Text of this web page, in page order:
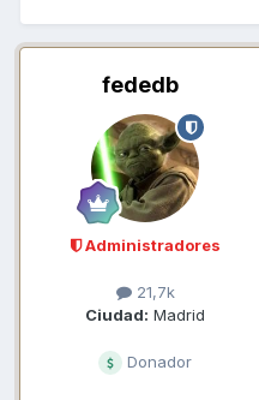
fededb
Administradores
21,7k
Ciudad: Madrid
Donador